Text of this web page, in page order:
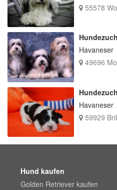
55578
Havaneser
49696
Havaneser
59929
Hund kaufen
Golden Retriever kaufen